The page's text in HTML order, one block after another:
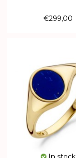
€299,00